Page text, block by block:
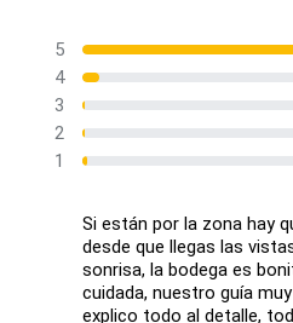
5
4
3
2
1
Si están por la zona hay
desde que llegas las
sonrisa, la bodega es
cuidada, nuestro guía
explico todo al detalle,